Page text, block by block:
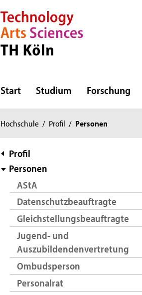
Direkt zur Hauptnavigation
Direkt zur Subnavigation
Direkt zum Inhalt
Direkt zum Fußbereich
Start Studium Forschung
Sie
hier:
Hochschule / Profil / Personen
Subnavigation
Profil
Personen
AStA
Datenschutzbeauftragte
Gleichstellungsbeauftragte
Jugend- und
Auszubildendenvertretung
Ombudsperson
Personalrat